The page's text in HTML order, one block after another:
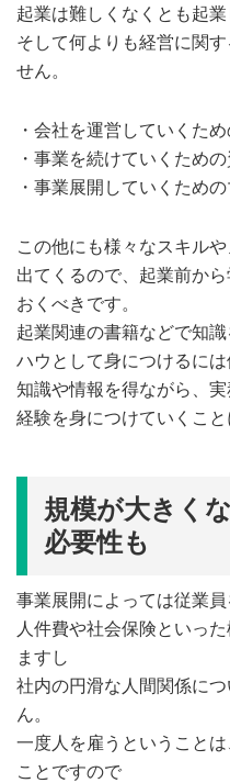
起業は難しくなくとも起業
そして何よりも経営に関
せん。
・会社を運営していくた
・事業を続けていくため
・事業展開していくため
この他にも様々なスキル
出てくるので、起業前か
おくべきです。
起業関連の書籍などで知
ハウとして身につけるには
知識や情報を得ながら、
経験を身につけていくこと
規模が大きく
必要性も
事業展開によっては従業
人件費や社会保険といっ
ますし
社内の円滑な人間関係に
ん。
一度人を雇うということ
ことですので